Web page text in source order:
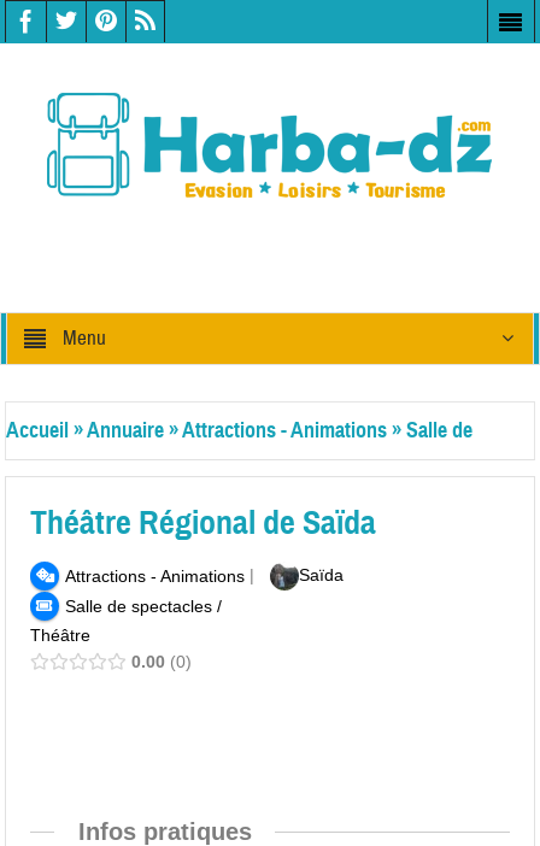
Menu
Accueil»Annuaire»Attractions - Animations»Salle de
Théâtre Régional de Saïda
Attractions - Animations|
Salle de spectacles /
Théâtre
Saïda
0.00 0
Infos pratiques